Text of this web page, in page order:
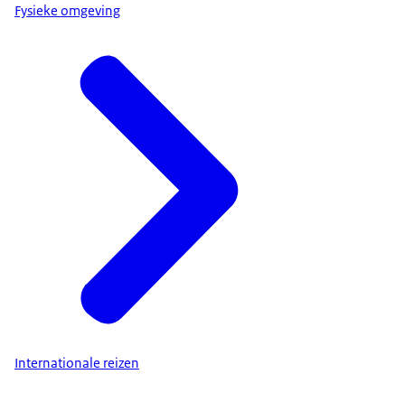
Fysieke omgeving
Internationale reizen